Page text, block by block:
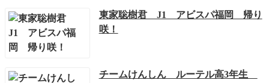
東家聡樹君 J1 アビスパ福岡 帰り
咲！
チームけんしん ルーテル高3年生